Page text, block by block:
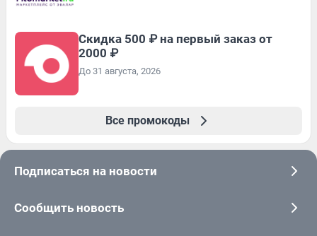
Скидка 500 ₽ на первый заказ от
2000 ₽
До 31 августа, 2026
Все промокоды
Подписаться на новости
Сообщить новость